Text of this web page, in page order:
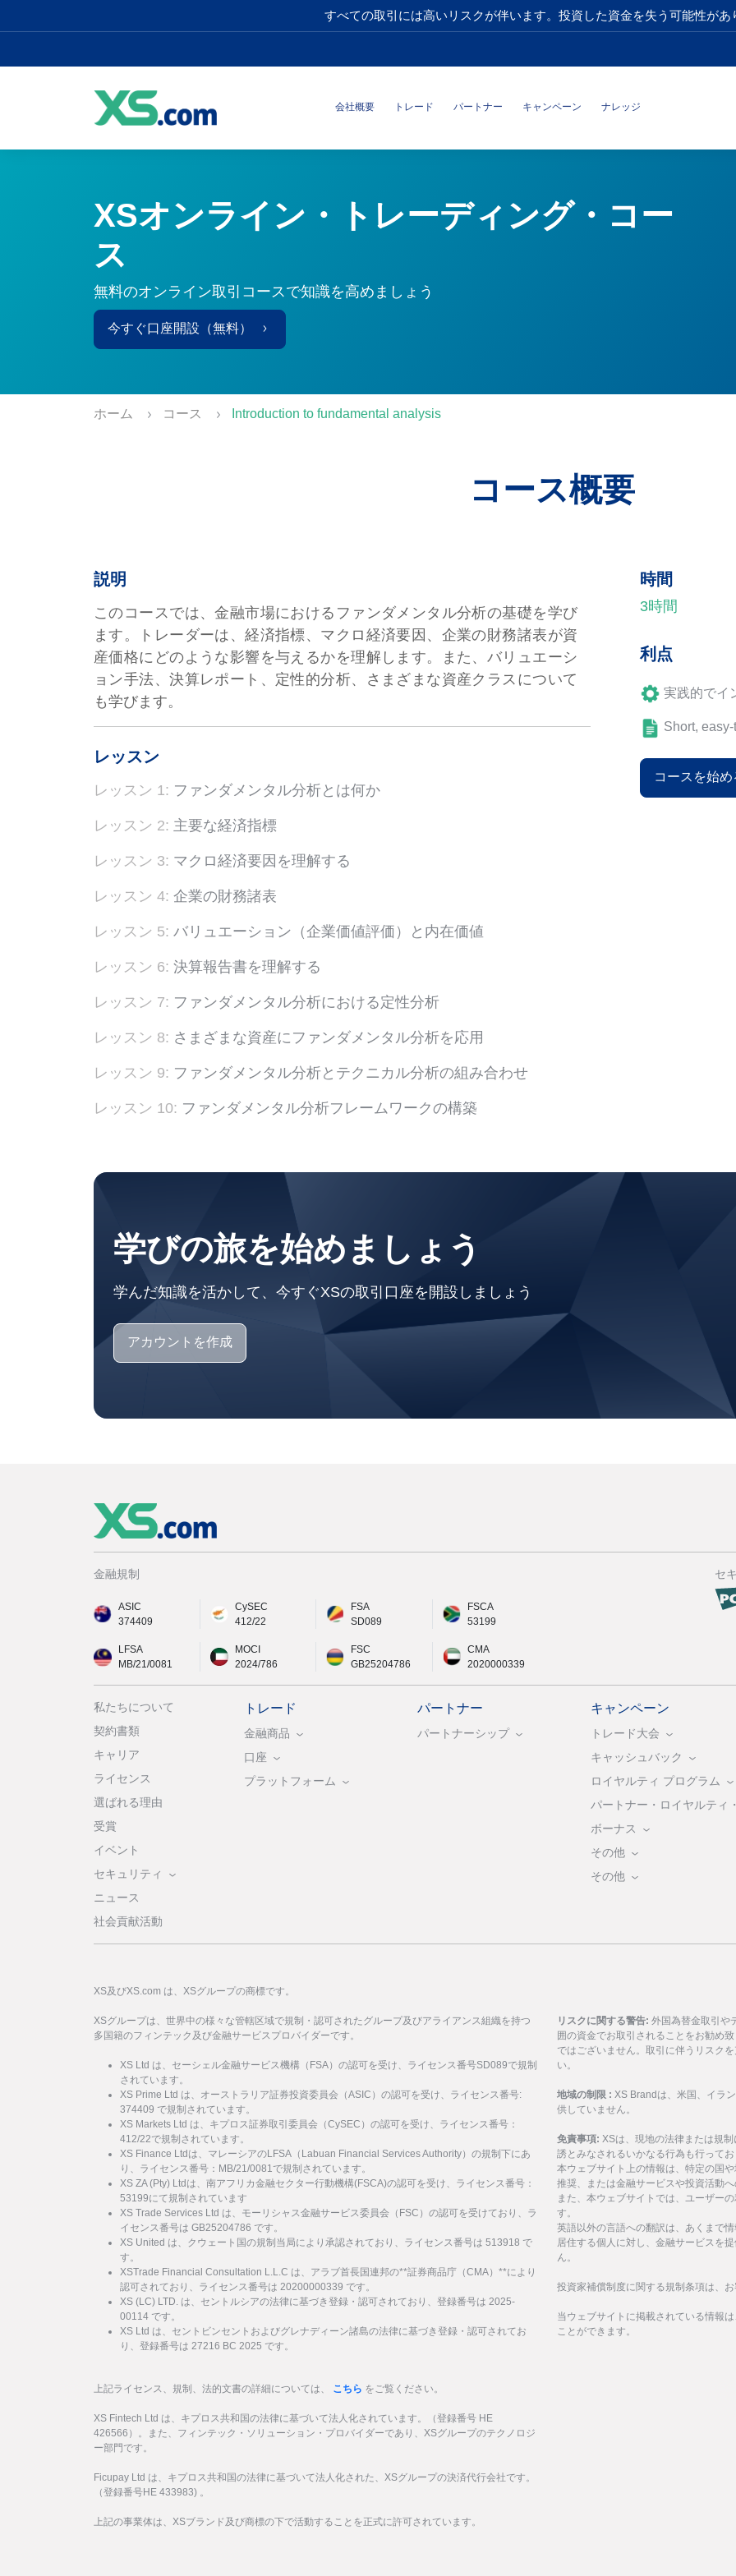
すべての取引には高いリスクが伴います。投資した資金を失う可能性があ
会社概要 トレード パートナー キャンペーン ナレッジ
XSオンライン・トレーディング・コー
ス
無料のオンライン取引コースで知識を高めましょう
今すぐ口座開設（無料）
ホーム コース Introduction to fundamental analysis
コース概要
説明
このコースでは、金融市場におけるファンダメンタル分析の基礎を学び
ます。トレーダーは、経済指標、マクロ経済要因、企業の財務諸表が資
産価格にどのような影響を与えるかを理解します。また、バリュエーシ
ョン手法、決算レポート、定性的分析、さまざまな資産クラスについて
も学びます。
レッスン
レッスン 1: ファンダメンタル分析とは何か
レッスン 2: 主要な経済指標
レッスン 3: マクロ経済要因を理解する
レッスン 4: 企業の財務諸表
レッスン 5: バリュエーション（企業価値評価）と内在価値
レッスン 6: 決算報告書を理解する
レッスン 7: ファンダメンタル分析における定性分析
レッスン 8: さまざまな資産にファンダメンタル分析を応用
レッスン 9: ファンダメンタル分析とテクニカル分析の組み合わせ
レッスン 10: ファンダメンタル分析フレームワークの構築
時間
3時間
利点
実践的でイ
Short,
コースを始め
学びの旅を始めましょう
学んだ知識を活かして、今すぐXSの取引口座を開設しましょう
アカウントを作成
金融規制
ASIC
374409
CySEC
412/22
FSA
SD089
FSCA
53199
LFSA
MB/21/0081
MOCI
2024/786
FSC
GB25204786
CMA
2020000339
セ
私たちについて
契約書類
キャリア
ライセンス
選ばれる理由
受賞
イベント
セキュリティ
ニュース
社会貢献活動
トレード
金融商品
口座
プラットフォーム
パートナー
パートナーシップ
キャンペーン
トレード大会
キャッシュバック
ロイヤルティ プログラム
パートナー・ロイヤルティ
ボーナス
その他
その他
XS及びXS.com は、XSグループの商標です。
XSグループは、世界中の様々な管轄区域で規制・認可されたグループ及びアライアンス組織を持つ
多国籍のフィンテック及び金融サービスプロバイダーです。
XS Ltd は、セーシェル金融サービス機構（FSA）の認可を受け、ライセンス番号SD089で規制
されています。
XS Prime Ltd は、オーストラリア証券投資委員会（ASIC）の認可を受け、ライセンス番号:
374409 で規制されています。
XS Markets Ltd は、キプロス証券取引委員会（CySEC）の認可を受け、ライセンス番号：
412/22で規制されています。
XS Finance Ltdは、マレーシアのLFSA（Labuan Financial Services Authority）の規制下にあ
り、ライセンス番号：MB/21/0081で規制されています。
XS ZA (Pty) Ltdは、南アフリカ金融セクター行動機構(FSCA)の認可を受け、ライセンス番号：
53199にて規制されています
XS Trade Services Ltd は、モーリシャス金融サービス委員会（FSC）の認可を受けており、ラ
イセンス番号は GB25204786 です。
XS United は、クウェート国の規制当局により承認されており、ライセンス番号は 513918 で
す。
XSTrade Financial Consultation L.L.C は、アラブ首長国連邦の**証券商品庁（CMA）**により
認可されており、ライセンス番号は 20200000339 です。
XS (LC) LTD. は、セントルシアの法律に基づき登録・認可されており、登録番号は 2025-
00114 です。
XS Ltd は、セントビンセントおよびグレナディーン諸島の法律に基づき登録・認可されてお
り、登録番号は 27216 BC 2025 です。
上記ライセンス、規制、法的文書の詳細については、 こちら をご覧ください。
XS Fintech Ltd は、キプロス共和国の法律に基づいて法人化されています。（登録番号 HE
426566）。また、フィンテック・ソリューション・プロバイダーであり、XSグループのテクノロジ
ー部門です。
Ficupay Ltd は、キプロス共和国の法律に基づいて法人化された、XSグループの決済代行会社です。
（登録番号HE 433983) 。
上記の事業体は、XSブランド及び商標の下で活動することを正式に許可されています。
リスクに関する警告: 外国為替金取引や
囲の資金でお取引されることをお勧め
ではございません。取引に伴うリスク
い。
地域の制限 : XS Brandは、米国、イラ
供していません。
免責事項: XSは、現地の法律または規
誘とみなされるいかなる行為も行って
本ウェブサイト上の情報は、特定の国
推奨、または金融サービスや投資活動
また、本ウェブサイトでは、ユーザー
す。
英語以外の言語への翻訳は、あくまで
居住する個人に対し、金融サービスを
ん。
投資家補償制度に関する規制条項は、
当ウェブサイトに掲載されている情報
ことができます。